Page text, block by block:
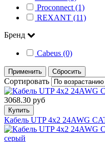
Proconnect (1)
REXANT (11)
Бренд
Cabeus (0)
Применить Сбросить
Сортировать
3068.30 руб
Купить
Кабель UTP 4х2 24AWG